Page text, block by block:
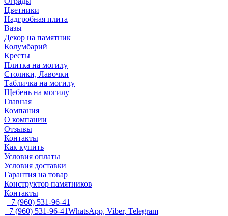
Цветники
Надгробная плита
Вазы
Декор на памятник
Колумбарий
Кресты
Плитка на могилу
Столики, Лавочки
Табличка на могилу
Щебень на могилу
Главная
Компания
О компании
Отзывы
Контакты
Как купить
Условия оплаты
Условия доставки
Гарантия на товар
Конструктор памятников
Контакты
+7 (960) 531-96-41
+7 (960) 531-96-41WhatsApp, Viber, Telegram